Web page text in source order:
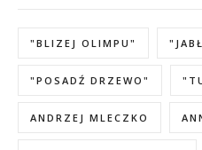
"BLIZEJ OLIMPU"
"POSADŹ DRZEWO"
ANDRZEJ MLECZKO